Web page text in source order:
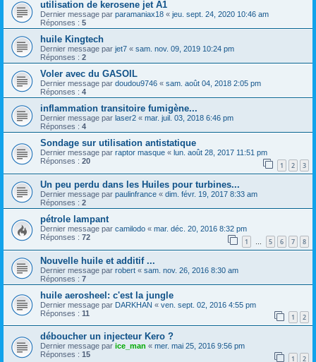
utilisation de kerosene jet A1
Dernier message par paramaniax18 « jeu. sept. 24, 2020 10:46 am
Réponses : 5
huile Kingtech
Dernier message par jet7 « sam. nov. 09, 2019 10:24 pm
Réponses : 2
Voler avec du GASOIL
Dernier message par doudou9746 « sam. août 04, 2018 2:05 pm
Réponses : 4
inflammation transitoire fumigène...
Dernier message par laser2 « mar. juil. 03, 2018 6:46 pm
Réponses : 4
Sondage sur utilisation antistatique
Dernier message par raptor masque « lun. août 28, 2017 11:51 pm
Réponses : 20 1 2 3
Un peu perdu dans les Huiles pour turbines...
Dernier message par paulinfrance « dim. févr. 19, 2017 8:33 am
Réponses : 2
pétrole lampant
Dernier message par camilodo « mar. déc. 20, 2016 8:32 pm
Réponses : 72 1 … 5 6 7 8
Nouvelle huile et additif ...
Dernier message par robert « sam. nov. 26, 2016 8:30 am
Réponses : 7
huile aerosheel: c'est la jungle
Dernier message par DARKHAN « ven. sept. 02, 2016 4:55 pm
Réponses : 11 1 2
déboucher un injecteur Kero ?
Dernier message par ice_man « mer. mai 25, 2016 9:56 pm
Réponses : 15 1 2